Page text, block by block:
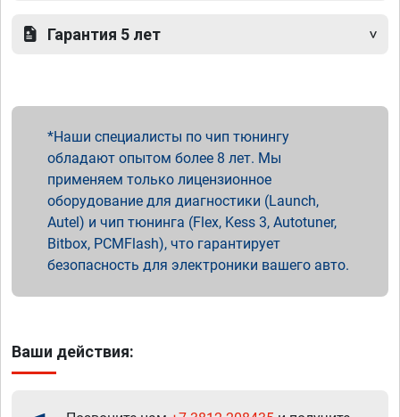
Гарантия 5 лет
Наши специалисты по чип тюнингу
обладают опытом более 8 лет. Мы
применяем только лицензионное
оборудование для диагностики (Launch,
Autel) и чип тюнинга (Flex, Kess 3, Autotuner,
Bitbox, PCMFlash), что гарантирует
безопасность для электроники вашего авто.
Ваши действия: